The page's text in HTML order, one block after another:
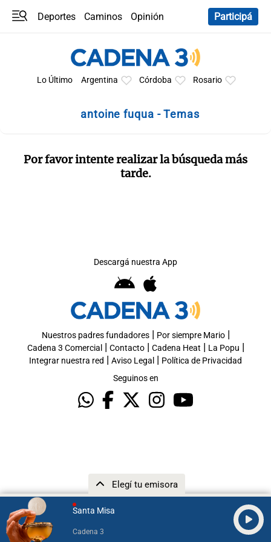
Santa Misa
Cadena 3
Elegí tu emisora
Deportes Caminos
Opinión
Participá
Lo Último Argentina Córdoba Rosario
antoine fuqua - Temas
Por favor intente realizar la búsqueda más
tarde.
Descargá nuestra App
Nuestros padres fundadores| Por siempre Mario|
Cadena 3 Comercial | Contacto| Cadena Heat | La Popu |
Integrar nuestra red | Aviso Legal | Política de Privacidad
Seguinos en